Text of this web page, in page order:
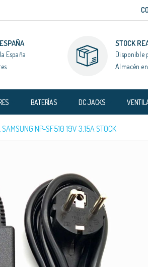
España
STOCK
Disponible
Almacén
BATERÍAS DC JACKS
NP-SF510 19V 3,15A STOCK